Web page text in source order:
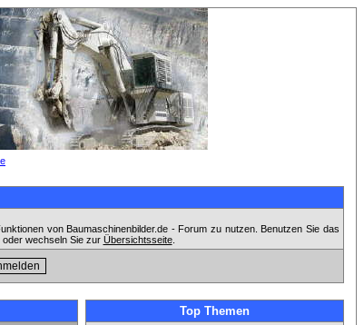
von Baumaschinenbilder.de - Forum zu nutzen. Benutzen Sie das
wechseln Sie zur Übersichtsseite.
Top Themen